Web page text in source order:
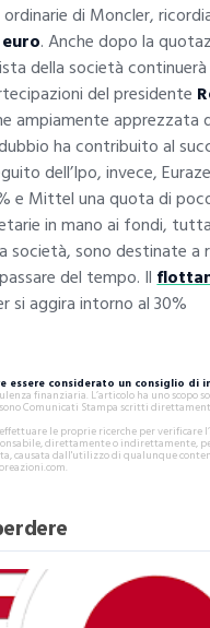
di Moncler,
. Anche dopo la
della società continuerà
del presidente
ampiamente apprezzata
ha contribuito al
dell’Ipo, invece,
e Mittel una quota di
in mano ai fondi,
società, sono destinate a
del tempo. Il
si aggira intorno al 30%
essere considerato un consiglio di
finanziaria. L’articolo ha uno scopo
Comunicati Stampa scritti
le proprie ricerche per verificare
direttamente o indirettamente,
causata dall'utilizzo di qualunque